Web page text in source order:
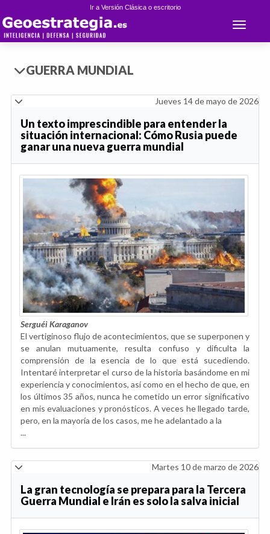
Ir a Versión Clásica o escritorio
Toggle
GUERRA MUNDIAL
Jueves 14 de mayo de 2026
Un texto imprescindible para entender la
situación internacional: Cómo Rusia puede
ganar una nueva guerra mundial
Serguéi Karaganov
El vertiginoso flujo de acontecimientos, que se superponen y
se anulan mutuamente, resulta confuso y dificulta la
comprensión de la esencia de lo que está sucediendo.
Intentaré interpretar el curso de la historia basándome en mi
experiencia y conocimientos, así como en el hecho de que, en
los últimos 35 años, nunca he cometido un error significativo
en mis evaluaciones y pronósticos. A veces he llegado tarde,
pero, en la mayoría de los casos, me he adelantado a la
...
Martes 10 de marzo de 2026
La gran tecnología se prepara para la Tercera
Guerra Mundial e Irán es solo la salva inicial